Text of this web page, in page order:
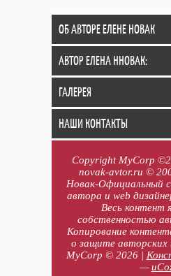
ОБ АВТОРЕ ЕЛЕНЕ НОВАК
АВТОР ЕЛЕНА ННОВАК:
ГАЛЕРЕЯ
НАШИ КОНТАКТЫ
Copyright MyCorp
novak-avtor.ru ©
Новак-Официальный
автора и web
Весь контент
собственностью
Копирование
о защите авторских
MyCorp © 2026|
—